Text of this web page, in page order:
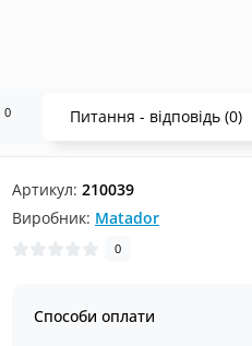
0 Питання - відповідь (0)
Артикул: 210039
Виробник: Matador
0
Способи оплати